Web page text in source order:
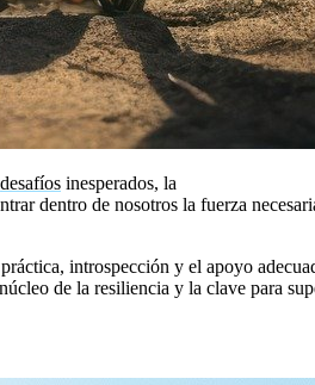
desafíos inesperados, la
dentro de nosotros la fuerza
introspección y el apoyo
de la resiliencia y la clave para